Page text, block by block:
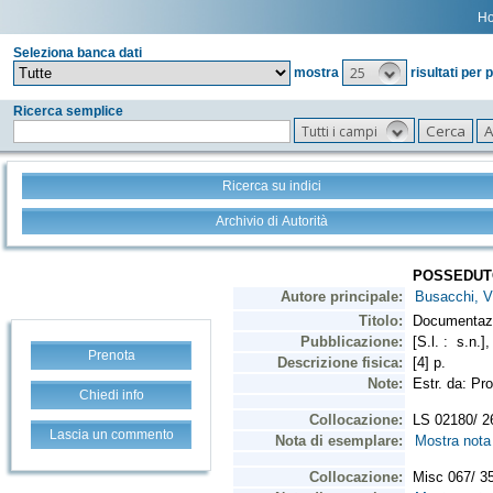
Seleziona banca dati
mostra
25 risultati per
Ricerca semplice
Tutti i campi
Ricerca su indici
Archivio di Autorità
Prenota
Chiedi info
Lascia un commento